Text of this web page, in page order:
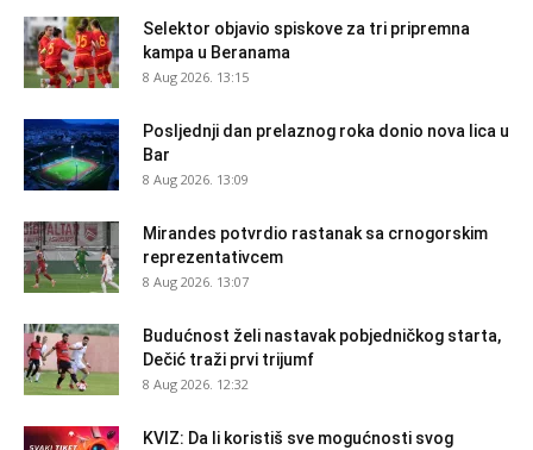
Selektor objavio spiskove za tri pripremna
kampa u Beranama
8 Aug 2026. 13:15
Posljednji dan prelaznog roka donio nova lica u
Bar
8 Aug 2026. 13:09
Mirandes potvrdio rastanak sa crnogorskim
reprezentativcem
8 Aug 2026. 13:07
Budućnost želi nastavak pobjedničkog starta,
Dečić traži prvi trijumf
8 Aug 2026. 12:32
KVIZ: Da li koristiš sve mogućnosti svog